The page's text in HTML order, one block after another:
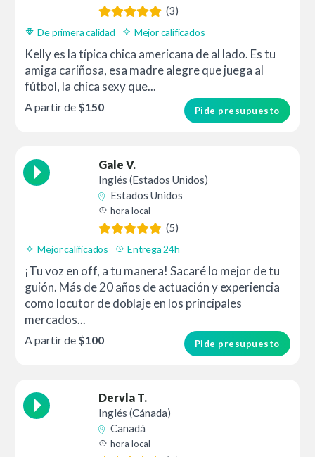
(3)
De primera calidad Mejor calificados
Kelly es la típica chica americana de al lado. Es tu
amiga cariñosa, esa madre alegre que juega al
fútbol, la chica sexy que...
Pide presupuesto
A partir de $150
Gale V.
Inglés (Estados Unidos)
Estados Unidos
hora local
(5)
Mejor calificados Entrega 24h
¡Tu voz en off, a tu manera! Sacaré lo mejor de tu
guión. Más de 20 años de actuación y experiencia
como locutor de doblaje en los principales
mercados...
Pide presupuesto
A partir de $100
Dervla T.
Inglés (Cánada)
Canadá
hora local